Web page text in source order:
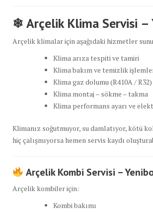
❄ Arçelik Klima Servisi –
Arçelik klimalar için aşağıdaki hizmetler
Klima arıza tespiti ve tamiri
Klima bakım ve temizlik
Klima gaz dolumu (R410A / R32)
Klima montaj – sökme – takma
Klima performans ayarı ve
Klimanız soğutmuyor, su damlatıyor, kötü
hiç çalışmıyorsa hemen servis kaydı
Arçelik Kombi Servisi –
Arçelik kombiler için:
Kombi bakımı